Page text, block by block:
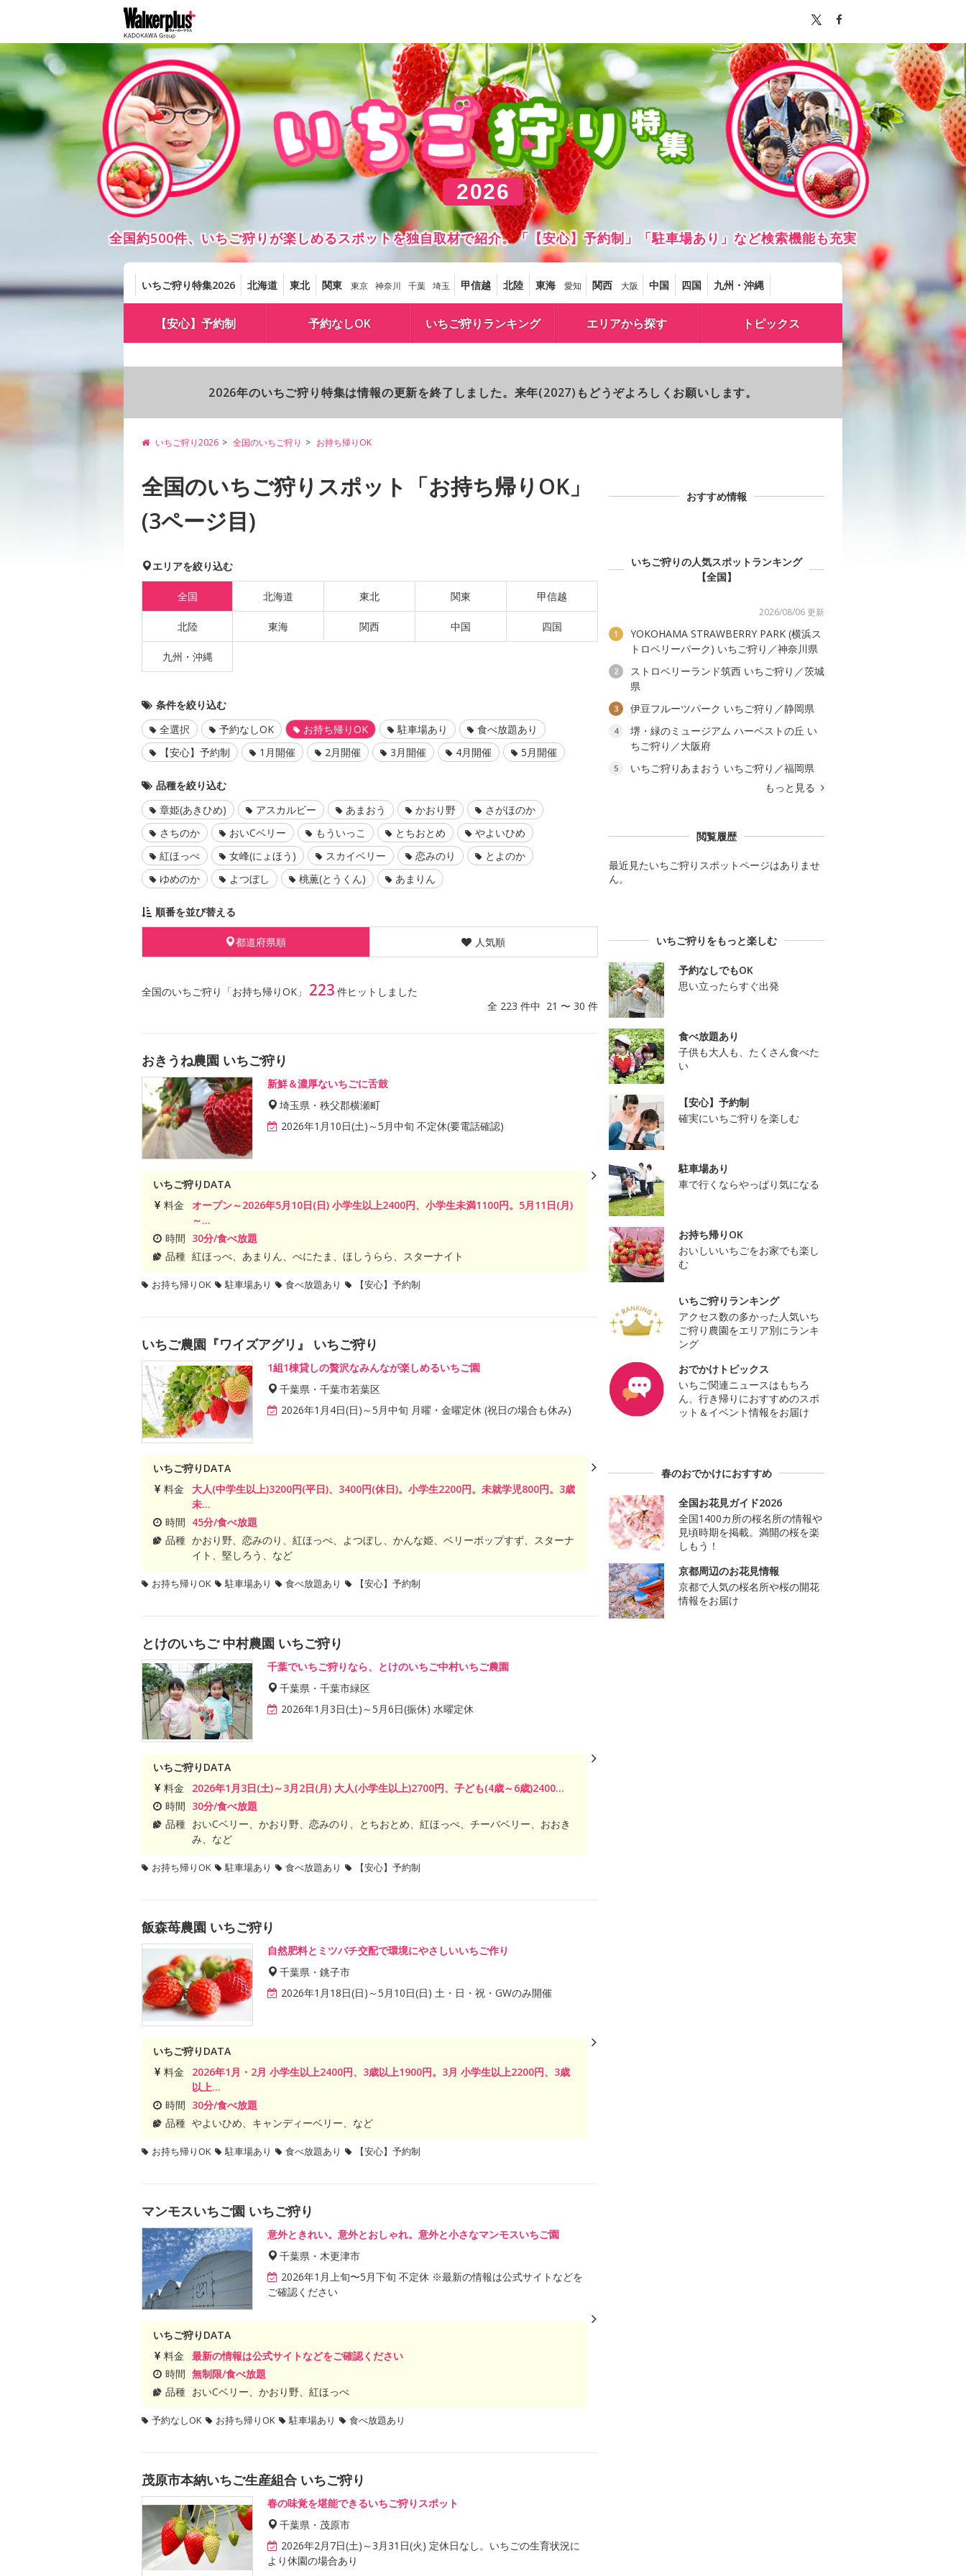
2026
全国約500件、いちご狩りが楽しめるスポットを独自取材で紹介。「【安心】予約制」「駐車場あり」など検索機能も充実
いちご狩り特集2026 北海道 東北 関東 東京 神奈川 千葉 埼玉 甲信越 北陸 東海 愛知 関西 大阪 中国 四国 九州・沖縄
【安心】予約制 予約なしOK いちご狩りランキング エリアから探す トピックス
2026年のいちご狩り特集は情報の更新を終了しました。来年(2027)もどうぞよろしくお願いします。
いちご狩り2026 全国のいちご狩り お持ち帰りOK
全国のいちご狩りスポット「お持ち帰りOK」
(3ページ目)
エリアを絞り込む
全国 北海道 東北 関東 甲信越
北陸 東海 関西 中国 四国
九州・沖縄
条件を絞り込む
全選択
予約なしOK お持ち帰りOK 駐車場あり
食べ放題あり
【安心】予約制
1月開催 2月開催 3月開催 4月開催 5月開催
品種を絞り込む
章姫(あきひめ)
アスカルビー あまおう かおり野
さがほのか
さちのか
おいCベリー もういっこ とちおとめ
やよいひめ
紅ほっぺ
女峰(にょほう) スカイベリー 恋みのり
とよのか
ゆめのか
よつぼし 桃薫(とうくん) あまりん
順番を並び替える
都道府県順 人気順
全国のいちご狩り「お持ち帰りOK」 223 件ヒットしました
全 223 件中 21 〜 30 件
おきうね農園 いちご狩り
新鮮＆濃厚ないちごに舌鼓
埼玉県・秩父郡横瀬町
2026年1月10日(土)～5月中旬 不定休(要電話確認)
いちご狩りDATA
料金
オープン～2026年5月10日(日) 小学生以上2400円、小学生未満1100円。5月11日(月)
～...
時間 30分/食べ放題
品種 紅ほっぺ、あまりん、べにたま、ほしうらら、スターナイト
お持ち帰りOK 駐車場あり 食べ放題あり 【安心】予約制
いちご農園『ワイズアグリ』 いちご狩り
1組1棟貸しの贅沢なみんなが楽しめるいちご園
千葉県・千葉市若葉区
2026年1月4日(日)～5月中旬 月曜・金曜定休 (祝日の場合も休み)
いちご狩りDATA
料金
大人(中学生以上)3200円(平日)、3400円(休日)。小学生2200円。未就学児800円。3歳
未...
時間 45分/食べ放題
品種 かおり野、恋みのり、紅ほっぺ、よつぼし、かんな姫、ベリーポップすず、スターナ
イト、堅しろう、など
お持ち帰りOK 駐車場あり 食べ放題あり 【安心】予約制
とけのいちご 中村農園 いちご狩り
千葉でいちご狩りなら、とけのいちご中村いちご農園
千葉県・千葉市緑区
2026年1月3日(土)～5月6日(振休) 水曜定休
いちご狩りDATA
料金
2026年1月3日(土)～3月2日(月) 大人(小学生以上)2700円、子ども(4歳～6歳)2400...
時間 30分/食べ放題
品種 おいCベリー、かおり野、恋みのり、とちおとめ、紅ほっぺ、チーバベリー、おおき
み、など
お持ち帰りOK 駐車場あり 食べ放題あり 【安心】予約制
飯森苺農園 いちご狩り
自然肥料とミツバチ交配で環境にやさしいいちご作り
千葉県・銚子市
2026年1月18日(日)～5月10日(日) 土・日・祝・GWのみ開催
いちご狩りDATA
料金
2026年1月・2月 小学生以上2400円、3歳以上1900円。3月 小学生以上2200円、3歳
以上...
時間 30分/食べ放題
品種 やよいひめ、キャンディーベリー、など
お持ち帰りOK 駐車場あり 食べ放題あり 【安心】予約制
マンモスいちご園 いちご狩り
意外ときれい。意外とおしゃれ。意外と小さなマンモスいちご園
千葉県・木更津市
2026年1月上旬〜5月下旬 不定休 ※最新の情報は公式サイトなどを
ご確認ください
いちご狩りDATA
料金
最新の情報は公式サイトなどをご確認ください
時間 無制限/食べ放題
品種 おいCベリー、かおり野、紅ほっぺ
予約なしOK お持ち帰りOK 駐車場あり 食べ放題あり
茂原市本納いちご生産組合 いちご狩り
春の味覚を堪能できるいちご狩りスポット
千葉県・茂原市
2026年2月7日(土)～3月31日(火) 定休日なし。いちごの生育状況に
より休園の場合あり
おすすめ情報
いちご狩りの人気スポットランキング
【全国】
2026/08/06 更新
1
YOKOHAMA STRAWBERRY PARK (横浜ス
トロベリーパーク) いちご狩り／神奈川県
2
ストロベリーランド筑西 いちご狩り／茨城
県
3 伊豆フルーツパーク いちご狩り／静岡県
4
堺・緑のミュージアム ハーベストの丘 い
ちご狩り／大阪府
5
いちご狩りあまおう いちご狩り／福岡県
もっと見る
閲覧履歴
最近見たいちご狩りスポットページはありませ
ん。
いちご狩りをもっと楽しむ
予約なしでもOK
思い立ったらすぐ出発
食べ放題あり
子供も大人も、たくさん食べた
い
【安心】予約制
確実にいちご狩りを楽しむ
駐車場あり
車で行くならやっぱり気になる
お持ち帰りOK
おいしいいちごをお家でも楽し
む
いちご狩りランキング
アクセス数の多かった人気いち
ご狩り農園をエリア別にランキ
ング
おでかけトピックス
いちご関連ニュースはもちろ
ん、行き帰りにおすすめのスポ
ット＆イベント情報をお届け
春のおでかけにおすすめ
全国お花見ガイド2026
全国1400カ所の桜名所の情報や
見頃時期を掲載。満開の桜を楽
しもう！
京都周辺のお花見情報
京都で人気の桜名所や桜の開花
情報をお届け